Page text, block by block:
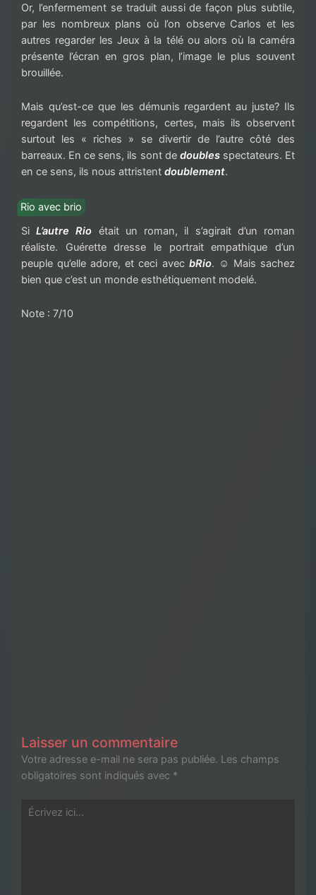
Or, l’enfermement se traduit aussi de façon plus subtile,
par les nombreux plans où l’on observe Carlos et les
autres regarder les Jeux à la télé ou alors où la caméra
présente l’écran en gros plan, l’image le plus souvent
brouillée.
Mais qu’est-ce que les démunis regardent au juste? Ils
regardent les compétitions, certes, mais ils observent
surtout les « riches » se divertir de l’autre côté des
barreaux. En ce sens, ils sont de doublesspectateurs. Et
en ce sens, ils nous attristent doublement.
Rio avec brio
SiL’autre Rio était un roman, il s’agirait d’un roman
réaliste. Guérette dresse le portrait empathique d’un
peuple qu’elle adore, et ceci avec bRio. ☺ Mais sachez
bien que c’est un monde esthétiquement modelé.
Note : 7/10
Laisser un commentaire
Votre adresse e-mail ne sera pas publiée. Les champs
obligatoires sont indiqués avec *
Écrivez